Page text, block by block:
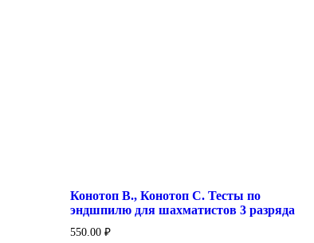
Конотоп В., Конотоп С. Тесты по
эндшпилю для шахматистов 3 разряда
550.00 ₽